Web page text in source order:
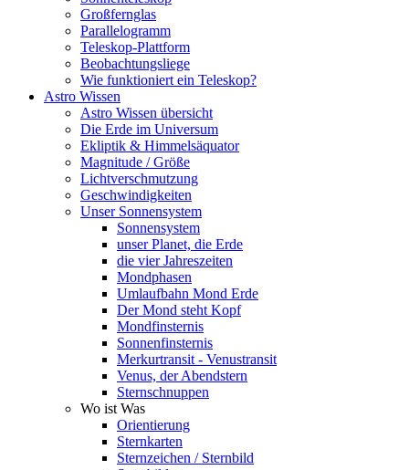
Großfernglas
Parallelogramm
Teleskop-Plattform
Beobachtungsliege
Wie funktioniert ein Teleskop?
Astro Wissen
Astro Wissen übersicht
Die Erde im Universum
Ekliptik & Himmelsäquator
Magnitude / Größe
Lichtverschmutzung
Geschwindigkeiten
Unser Sonnensystem
Sonnensystem
unser Planet, die Erde
die vier Jahreszeiten
Mondphasen
Umlaufbahn Mond Erde
Der Mond steht Kopf
Mondfinsternis
Sonnenfinsternis
Merkurtransit - Venustransit
Venus, der Abendstern
Sternschnuppen
Wo ist Was
Orientierung
Sternkarten
Sternzeichen / Sternbild